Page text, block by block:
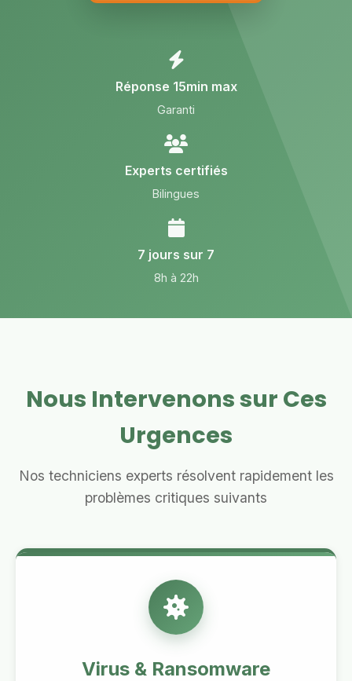
Réponse 15min max
Garanti
Experts certifiés
Bilingues
7 jours sur 7
8h à 22h
Nous Intervenons sur Ces
Urgences
Nos techniciens experts résolvent rapidement les
problèmes critiques suivants
Virus & Ransomware